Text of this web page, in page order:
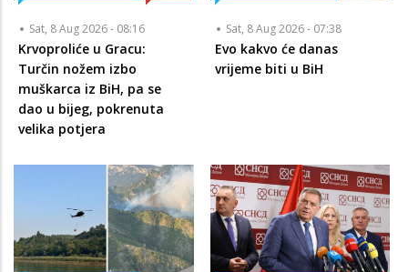
Sat, 8 Aug 2026 - 08:16
Krvoproliće u Gracu:
Turčin nožem izbo
muškarca iz BiH, pa se
dao u bijeg, pokrenuta
velika potjera
Sat, 8 Aug 2026 - 07:38
Evo kakvo će danas
vrijeme biti u BiH